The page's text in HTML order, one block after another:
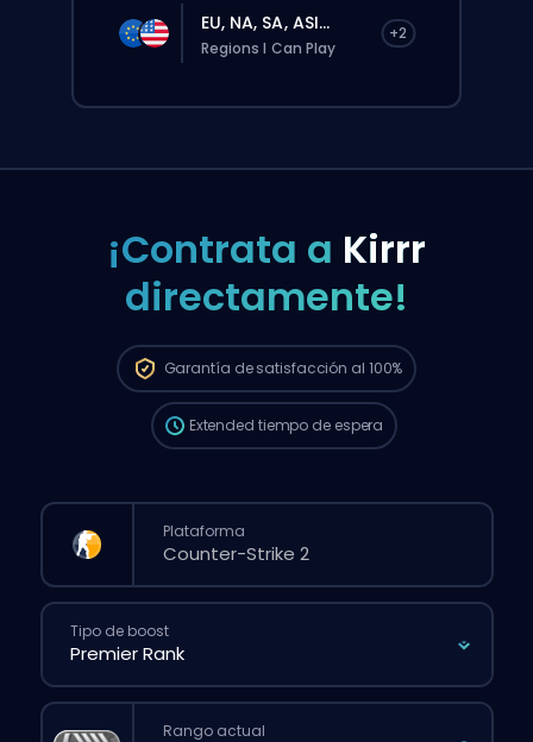
EU, NA, SA, ASI... +2
Regions I Can Play
¡Contrata a Kirrr
directamente!
Garantía desatisfacción al 100%
El pedido se le asignará
automáticamente a este booster, así que
que si hicieras un pedido normal desde la
web.
Extended tiempo de espera
Plataforma
Tipo de boost
Rango actual